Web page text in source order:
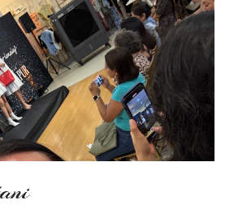
Have a nice day, Lyosha